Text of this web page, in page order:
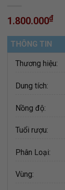
1.800.000₫
THÔNG TIN
Thương hiệu:
Dung tích:
Nồng độ:
Tuổi rượu:
Phân Loại:
Vùng: